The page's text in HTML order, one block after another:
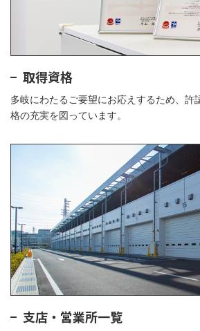
取得資格
多岐にわたるご要望にお応えするため、許
格の充実を図っています。
支店・営業所一覧